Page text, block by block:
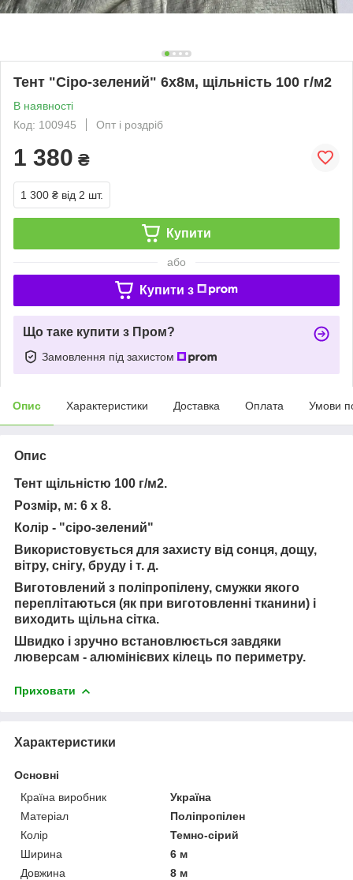
Тент "Сіро-зелений" 6х8м, щільність 100 г/м2
В наявності
Код: 100945
Опт і роздріб
1 380 ₴
1 300 ₴ від 2 шт.
Купити
або
Купити з
Що таке купити з Пром?
Замовлення під захистом
Опис Характеристики Доставка Оплата Умови
Опис
Тент щільністю 100 г/м2.
Розмір, м: 6 х 8.
Колір - "сіро-зелений"
Використовується для захисту від сонця, дощу,
вітру, снігу, бруду і т. д.
Виготовлений з поліпропілену, смужки якого
переплітаються (як при виготовленні тканини) і
виходить щільна сітка.
Швидко і зручно встановлюється завдяки
люверсам - алюмінієвих кілець по периметру.
Приховати
Характеристики
Основні
Країна виробник
Україна
Матеріал
Поліпропілен
Колір
Темно-сірий
Ширина
6 м
Довжина
8 м